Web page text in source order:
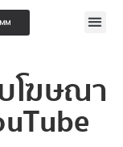
โฆษณา